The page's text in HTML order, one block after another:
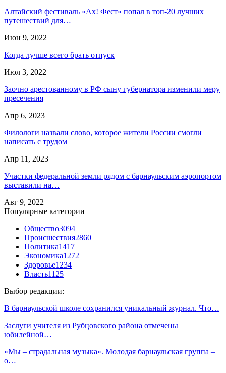
Алтайский фестиваль «Ах! Фест» попал в топ-20 лучших
путешествий для…
Июн 9, 2022
Когда лучше всего брать отпуск
Июл 3, 2022
Заочно арестованному в РФ сыну губернатора изменили меру
пресечения
Апр 6, 2023
Филологи назвали слово, которое жители России смогли
написать с трудом
Апр 11, 2023
Участки федеральной земли рядом с барнаульским аэропортом
выставили на…
Авг 9, 2022
Популярные категории
Общество3094
Происшествия2860
Политика1417
Экономика1272
Здоровье1234
Власть1125
Выбор редакции:
В барнаульской школе сохранился уникальный журнал. Что…
Заслуги учителя из Рубцовского района отмечены
юбилейной…
«Мы – страдальная музыка». Молодая барнаульская группа –
о…